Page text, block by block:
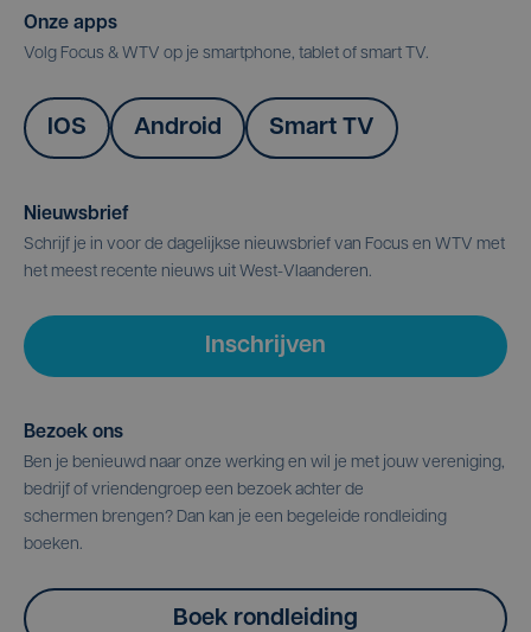
Onze apps
Volg Focus & WTV op je smartphone, tablet of smart TV.
IOS Android Smart TV
Nieuwsbrief
Schrijf je in voor de dagelijkse nieuwsbrief van Focus en WTV met
het meest recente nieuws uit West-Vlaanderen.
Inschrijven
Bezoek ons
Ben je benieuwd naar onze werking en wil je met jouw vereniging,
bedrijf of vriendengroep een bezoek achter de
schermen brengen? Dan kan je een begeleide rondleiding
boeken.
Boek rondleiding